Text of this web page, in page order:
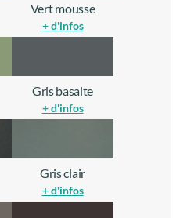
Vert mousse
+ d'infos
Gris basalte
+ d'infos
Gris clair
+ d'infos